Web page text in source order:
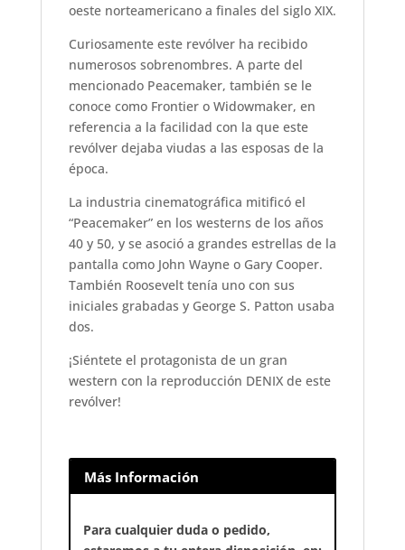
oeste norteamericano a finales del siglo XIX.
Curiosamente este revólver ha recibido
numerosos sobrenombres. A parte del
mencionado Peacemaker, también se le
conoce como Frontier o Widowmaker, en
referencia a la facilidad con la que este
revólver dejaba viudas a las esposas de la
época.
La industria cinematográfica mitificó el
“Peacemaker” en los westerns de los años
40 y 50, y se asoció a grandes estrellas de la
pantalla como John Wayne o Gary Cooper.
También Roosevelt tenía uno con sus
iniciales grabadas y George S. Patton usaba
dos.
¡Siéntete el protagonista de un gran
western con la reproducción DENIX de este
revólver!
Más Información
Para cualquier duda o pedido,